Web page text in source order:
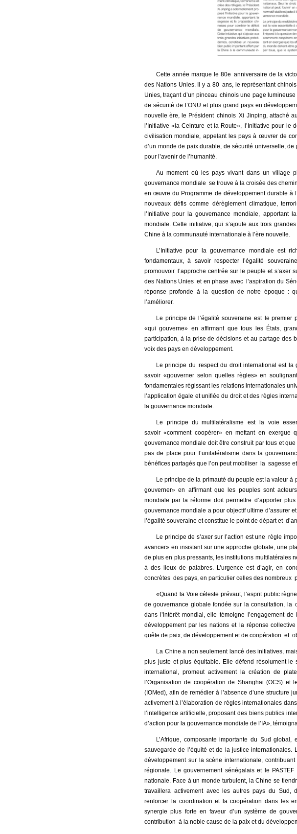
Cette année marque le 80e anniversaire de la
des Nations Unies. Il y a 80 ans, le représentant
Unies, traçant d’un pinceau chinois une page
de sécurité de l’ONU et plus grand pays en
nouvelle ère, le Président chinois Xi Jinping, attaché
l’Initiative «la Ceinture et la Route», l’Initiative pour le
civilisation mondiale, appelant les pays à œuvrer de
d’un monde de paix durable, de sécurité universelle,
pour l’avenir de l’humanité.
Au moment où les pays vivant dans un village
gouvernance mondiale se trouve à la croisée des
en œuvre du Programme de développement durable à
nouveaux défis comme dérèglement climatique,
l’Initiative pour la gouvernance mondiale, apportant
mondiale. Cette initiative, qui s’ajoute aux trois
Chine à la communauté internationale à l’ère nouvelle.
L’Initiative pour la gouvernance mondiale est
fondamentaux, à savoir respecter l’égalité
promouvoir l’approche centrée sur le peuple et s’axer
des Nations Unies et en phase avec l’aspiration du
réponse profonde à la question de notre époque :
l’améliorer.
Le principe de l’égalité souveraine est le
«qui gouverne» en affirmant que tous les États,
participation, à la prise de décisions et au partage des
voix des pays en développement.
Le principe du respect du droit international est
savoir «gouverner selon quelles règles» en
fondamentales régissant les relations internationales
l’application égale et unifiée du droit et des règles
la gouvernance mondiale.
Le principe du multilatéralisme est la voie
savoir «comment coopérer» en mettant en
gouvernance mondiale doit être construit par tous et
pas de place pour l’unilatéralisme dans la
bénéfices partagés que l’on peut mobiliser la sagesse
Le principe de la primauté du peuple est la valeur
gouverner» en affirmant que les peuples sont
mondiale par la réforme doit permettre d’apporter
gouvernance mondiale a pour objectif ultime d’assurer
l’égalité souveraine et constitue le point de départ et
Le principe de s’axer sur l’action est une règle
avancer» en insistant sur une approche globale, une
de plus en plus pressants, les institutions multilatérales
à des lieux de palabres. L’urgence est d’agir, en
concrètes des pays, en particulier celles des nombreux
«Quand la Voie céleste prévaut, l’esprit public
de gouvernance globale fondée sur la consultation, la
dans l’intérêt mondial, elle témoigne l’engagement
développement par les nations et la réponse
quête de paix, de développement et de coopération et
La Chine a non seulement lancé des initiatives,
plus juste et plus équitable. Elle défend résolument le
international, promeut activement la création de
l’Organisation de coopération de Shanghai (OCS) et
(IOMed), afin de remédier à l’absence d’une structure
activement à l’élaboration de règles internationales
l’intelligence artificielle, proposant des biens publics
d’action pour la gouvernance mondiale de l’IA»,
L’Afrique, composante importante du Sud
sauvegarde de l’équité et de la justice
développement sur la scène internationale,
régionale. Le gouvernement sénégalais et le
nationale. Face à un monde turbulent, la Chine se
travaillera activement avec les autres pays du Sud,
renforcer la coordination et la coopération dans les
synergie plus forte en faveur d’un système de
contribution à la noble cause de la paix et du